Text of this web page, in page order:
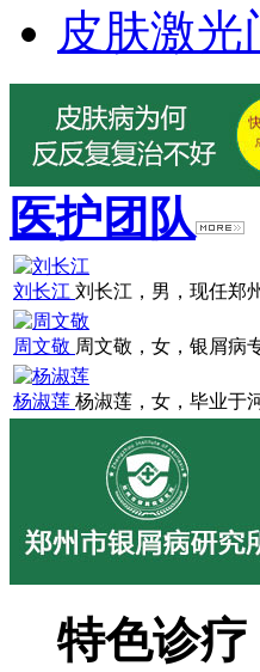
皮肤激光
医护团队
刘长江 刘长江，男，现任郑
周文敬 周文敬，女，银屑病
杨淑莲 杨淑莲，女，毕业于
特色诊疗